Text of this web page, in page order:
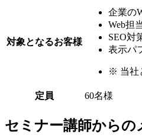
対象となるお客様
企業の
Web担
SEO対
表示パ
※ 当社
定員 60名様
セミナー講師からの